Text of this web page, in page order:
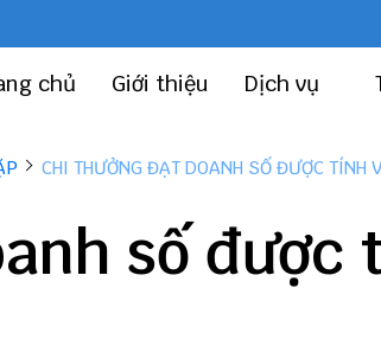
chủ Giới thiệu Dịch vụ
CHI THƯỞNG ĐẠT DOANH SỐ ĐƯỢC TÍNH
số được